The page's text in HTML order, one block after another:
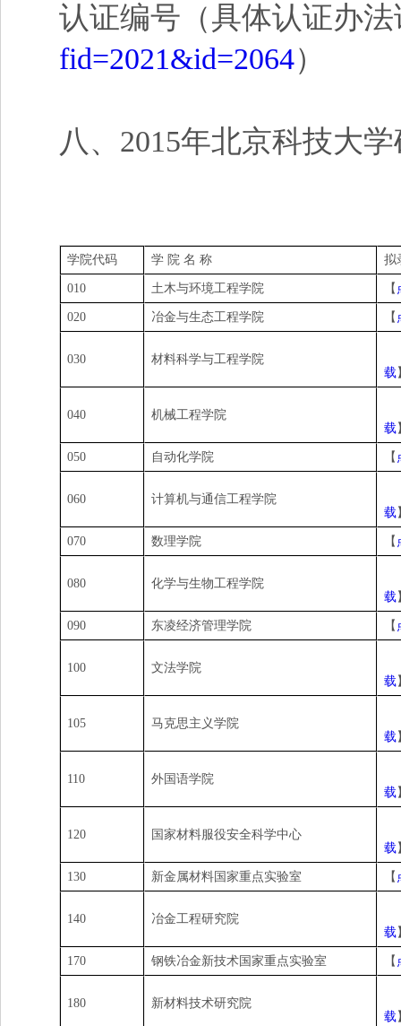
认证编号（具体认证办
fid=2021&id=2064）
八、2015年北京科技大
学院代码 学 院 名 称 拟
010 土木与环境工程学院 【
020 冶金与生态工程学院 【
030 材料科学与工程学院
载
040 机械工程学院
载
050 自动化学院 【
060 计算机与通信工程学院
载
070 数理学院 【
080 化学与生物工程学院
载
090 东凌经济管理学院 【
100 文法学院
载
105 马克思主义学院
载
110 外国语学院
载
120 国家材料服役安全科学中心
载
130 新金属材料国家重点实验室 【
140 冶金工程研究院
载
170 钢铁冶金新技术国家重点实验室 【
180 新材料技术研究院
载